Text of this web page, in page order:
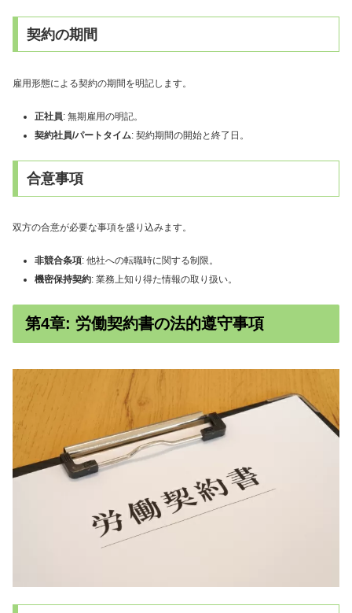
契約の期間
雇用形態による契約の期間を明記します。
正社員: 無期雇用の明記。
契約社員/パートタイム: 契約期間の開始と終了日。
合意事項
双方の合意が必要な事項を盛り込みます。
非競合条項: 他社への転職時に関する制限。
機密保持契約: 業務上知り得た情報の取り扱い。
第4章: 労働契約書の法的遵守事項